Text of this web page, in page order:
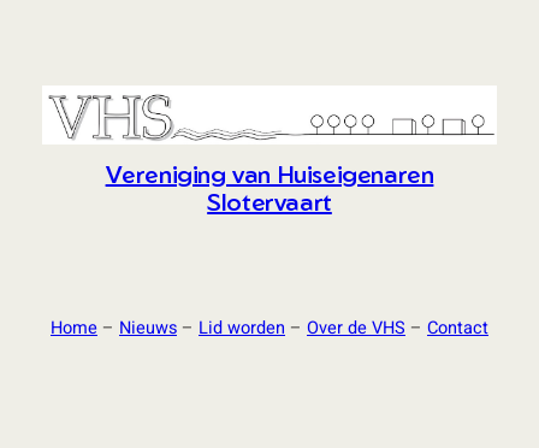
Vereniging van Huiseigenaren
Slotervaart
Home – Nieuws – Lid worden – Over de VHS – Contact